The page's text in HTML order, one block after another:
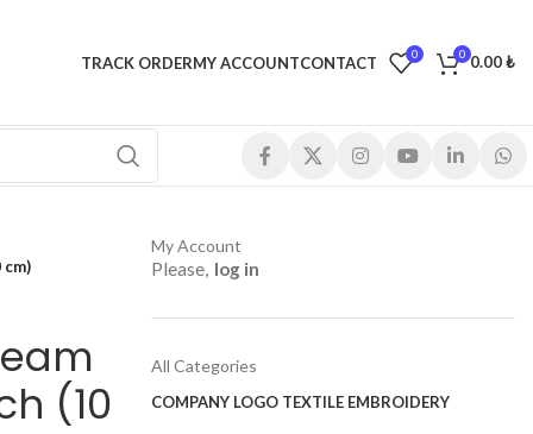
TRACK ORDERMY ACCOUNTCONTACT 0 0 0.00₺
cm)
(10
My Account
Please, log in
All Categories
COMPANY LOGO TEXTILE EMBROIDERY